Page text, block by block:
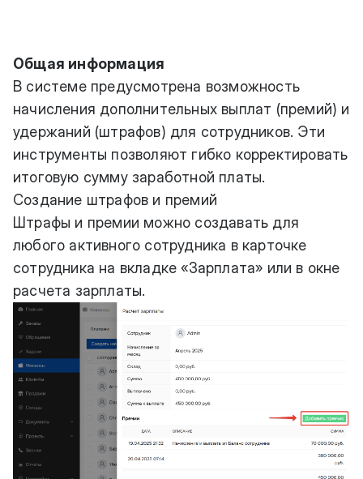
Общая информация
В системе предусмотрена возможность
начисления дополнительных выплат (премий) и
удержаний (штрафов) для сотрудников. Эти
инструменты позволяют гибко корректировать
итоговую сумму заработной платы.
Создание штрафов и премий
Штрафы и премии можно создавать для
любого активного сотрудника в карточке
сотрудника на вкладке «Зарплата» или в окне
расчета зарплаты.